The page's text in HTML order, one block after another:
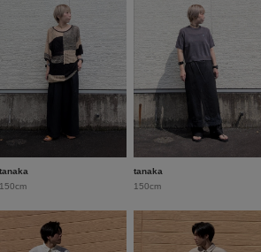
tanaka
150cm
tanaka
150cm